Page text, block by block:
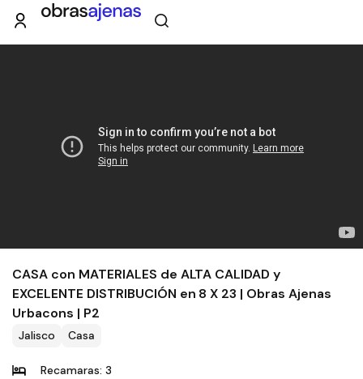
CASA con MATERIALES de ALTA CALIDAD y
EXCELENTE DISTRIBUCIÓN en 8 X 23 | Obras Ajenas
Urbacons | P2
Jalisco Casa
Recamaras: 3